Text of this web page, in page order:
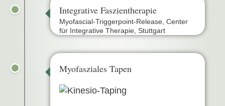
Integrative Faszientherapie
Myofascial-Triggerpoint-Release, Center
für Integrative Therapie, Stuttgart
Myofasziales Tapen